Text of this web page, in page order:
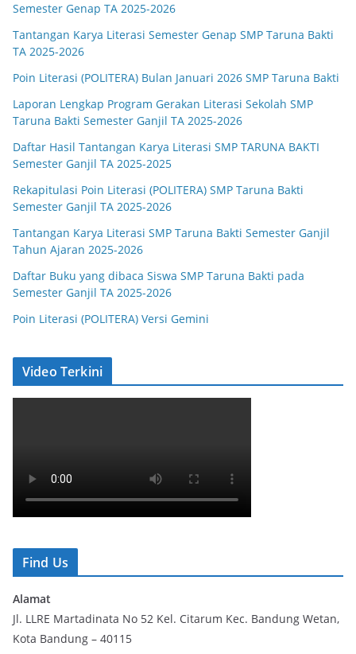
Semester Genap TA 2025-2026
Tantangan Karya Literasi Semester Genap SMP Taruna Bakti
TA 2025-2026
Poin Literasi (POLITERA) Bulan Januari 2026 SMP Taruna Bakti
Laporan Lengkap Program Gerakan Literasi Sekolah SMP
Taruna Bakti Semester Ganjil TA 2025-2026
Daftar Hasil Tantangan Karya Literasi SMP TARUNA BAKTI
Semester Ganjil TA 2025-2025
Rekapitulasi Poin Literasi (POLITERA) SMP Taruna Bakti
Semester Ganjil TA 2025-2026
Tantangan Karya Literasi SMP Taruna Bakti Semester Ganjil
Tahun Ajaran 2025-2026
Daftar Buku yang dibaca Siswa SMP Taruna Bakti pada
Semester Ganjil TA 2025-2026
Poin Literasi (POLITERA) Versi Gemini
Video Terkini
Find Us
Alamat
Jl. LLRE Martadinata No 52 Kel. Citarum Kec. Bandung Wetan,
Kota Bandung – 40115